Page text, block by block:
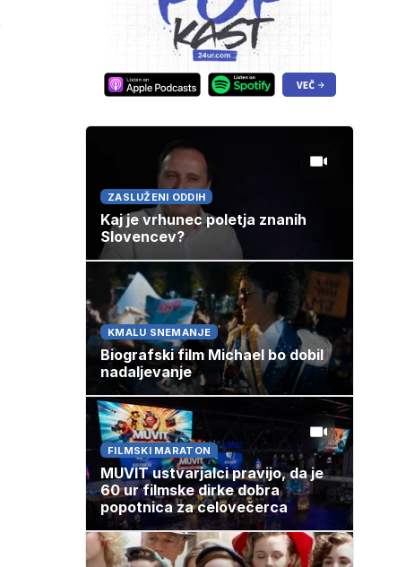
ZASLUŽENI ODDIH
Kaj je vrhunec poletja znanih
Slovencev?
KMALU SNEMANJE
Biografski film Michael bo dobil
nadaljevanje
FILMSKI MARATON
MUVIT ustvarjalci pravijo, da je
60 ur filmske dirke dobra
popotnica za celovečerca